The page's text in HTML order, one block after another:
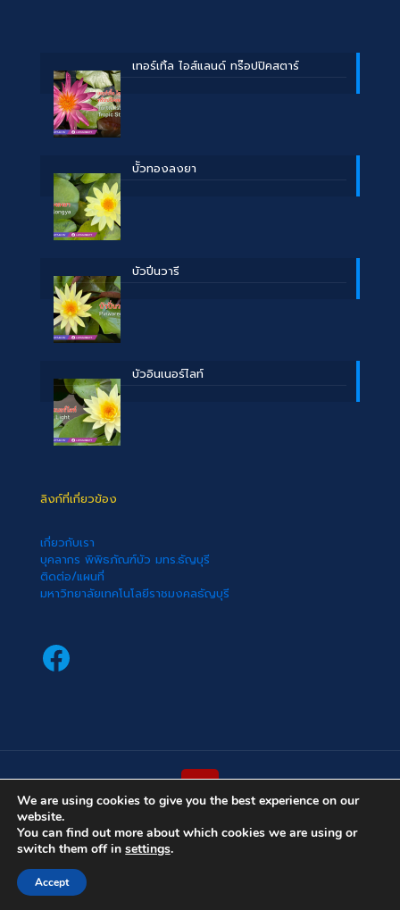
เทอร์เทิ้ล ไอส์แลนด์ ทร๊อปปิคสตาร์
บััวทองลงยา
บัวปิ่นวารี
บัวอินเนอร์ไลท์
ลิงก์ที่เกี่ยวข้อง
เกี่ยวกับเรา
บุคลากร พิพิธภัณฑ์บัว มทร.ธัญบุรี
ติดต่อ/แผนที่
มหาวิทยาลัยเทคโนโลยีราชมงคลธัญบุรี
Facebook
(cc) 2022 พิพิธภัณฑ์บัว มหาวิทยาลัยเทคโนโลยีราชมงคลธัญบุรี
We are using cookies to give you the best experience on our
website.
You can find out more about which cookies we are using or
switch them off in settings.
Accept